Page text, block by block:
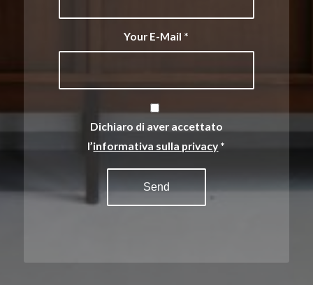
Your E-Mail *
Dichiaro di aver accettato
l’informativa sulla privacy *